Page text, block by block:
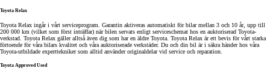
Toyota Relax
Toyota Relax ingår i vårt serviceprogram. Garantin aktiveras automatiskt för bilar mellan 3 och 10 år, upp till
200 000 km (vilket som först inträffar) när bilen servats enligt serviceschemat hos en auktoriserad Toyota-
verkstad. Toyota Relax gäller alltså även dig som har en äldre Toyota. Toyota Relax är ett bevis för vårt starka
förtoende för våra bilars kvalitet och våra auktoriserade verkstäder. Du och din bil är i säkra händer hos våra
Toyota-utbildade experttekniker som alltid använder originaldelar vid service och reparation.
Toyota Approved Used